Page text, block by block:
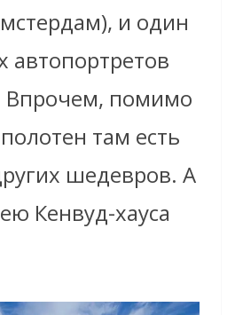
и один
автопортретов
Впрочем, помимо
там есть
шедевров. А
Кенвуд-хауса